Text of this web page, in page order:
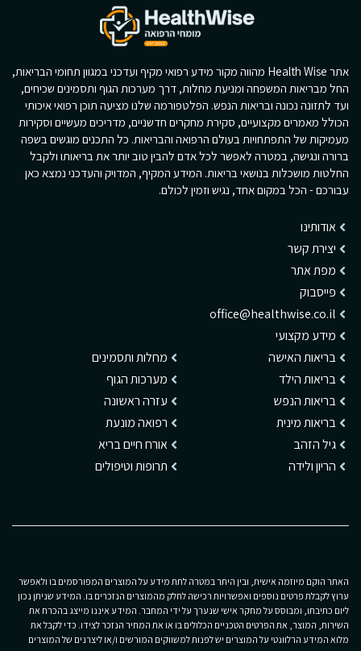
אתר Health Wise מהווה מקור מידע רפואי מקיף ועדכני במגוון תחומי הבריאות,
החל מבריאות המשפחה ומניעת מחלות, דרך מערכות הגוף ותסמינים שכיחים,
ועד לתזונה נכונה ובריאות הנפש. הפלטפורמה שלנו מציעה תוכן רפואי איכותי
הכולל מאמרים מקצועיים, סקירת מחקרים חדשניים, מדריכים מעשיים וסקירות
מעמיקות של התפתחויות בעולם הרפואה והבריאות. כל התכנים מוגשים בשפה
ברורה ונגישה, במטרה לאפשר לכל אדם להבין טוב יותר את בריאותו ולקבל
החלטות מושכלות בנושאי בריאות. המידע המקיף, המדויק והעדכני נמצא כאן
עבורכם - הכל במקום אחד, נגיש וזמין לכולם.
אודותינו
יצירת קשר
מפת אתר
פייסבוק
office@healthwise.co.il
מידע מקצועי
בריאות האישה
בריאות הילד
בריאות הנפש
בריאות מינית
גיל הזהב
הריון ולידה
מחלות ותסמינים
מערכות הגוף
עזרה ראשונה
רפואה מונעת
אורח חיים בריא
תרופות וטיפולים
האתר הוקם מיוזמה אישית, ובין היתר במטרה לתת מידע על המוצרים המפורסמים בו ולאפשר
ערוץ לקבלת פרטים נוספים ואפשרויות רכישה לחלק מהמוצרים הנזכרים בו. המידע שניתן נכון
ליום כתיבתו, ומבוסס על מחקר אישי שנערך על ידי המחבר. המידע איננו מייצג בהכרח את
השירות, המוצר, את הפרטים הטכניים הכלולים בו או את המחיר הנזכר לצידו. כדי לקבל את
מלוא המידע הרלוונטי על המוצרים יש לפנות למשווקים המורשים ו/או ליצרנים של המוצרים